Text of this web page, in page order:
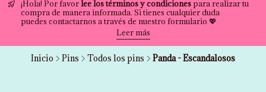
¡Hola! Por favorlee los términos y condicionespara realizar tu
compra de manera informada. Si tienes cualquier duda
puedes contactarnos a través de nuestro formulario 💖
Leer más
Inicio Pins Todos los pins Panda - Escandalosos